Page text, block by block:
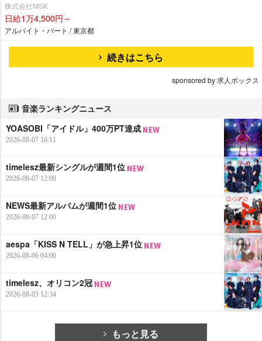
株式会社MSK
日給1万4,500円～
アルバイト・パート / 東京都
続きはこちら
sponsored by 求人ボックス
音楽ランキングニュース
YOASOBI「アイドル」400万PT達成
2026-08-07 16:11
timelesz最新シングルが週間1位
2026-08-07 12:00
NEWS最新アルバムが週間1位
2026-08-07 12:00
aespa「KISS N TELL」が急上昇1位
2026-08-06 04:00
timelesz、オリコン2冠
2026-08-05 12:34
もっと見る